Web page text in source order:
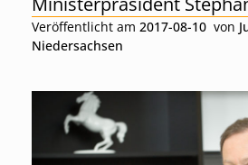
Veröffentlicht am 2017-08-10 von
Niedersachsen